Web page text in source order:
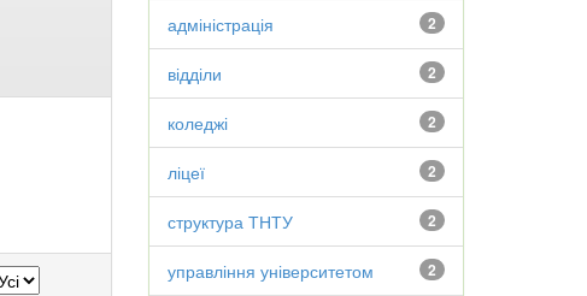
2
адміністрація
2
відділи
2
коледжі
2
ліцеї
2
структура ТНТУ
2
управління університетом